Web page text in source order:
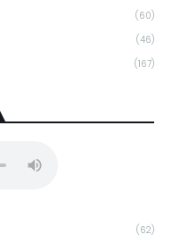
(60)
(46)
(167)
(62)